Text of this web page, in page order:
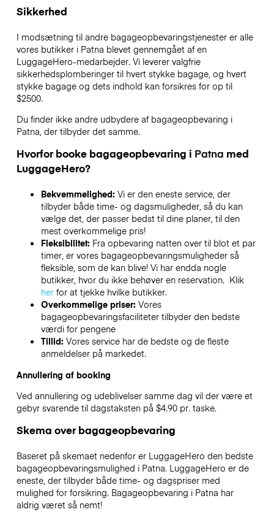
Sikkerhed
I modsætning til andre bagageopbevaringstjenesterer alle
vores butikker i Patna blevet gennemgået af en
LuggageHero-medarbejder. Vi leverer valgfrie
sikkerhedsplomberinger til hvert stykke bagage, og hvert
stykke bagage og dets indhold kan forsikres for op til
$2500.
Du finder ikke andre udbydere af bagageopbevaring i
Patna, der tilbyder det samme.
Hvorfor booke bagageopbevaring i Patna med
LuggageHero?
Bekvemmelighed: Vi er den eneste service, der
tilbyder både time- og dagsmuligheder, så du kan
vælge det, der passer bedst til dine planer, til den
mest overkommelige pris!
Fleksibilitet: Fra opbevaring natten over til blot et par
timer, er vores bagageopbevaringsmuligheder så
fleksible, som de kan blive! Vi har endda nogle
butikker, hvor du ikke behøver en reservation. Klik
herfor at tjekke hvilke butikker.
Overkommelige priser: Vores
bagageopbevaringsfaciliteter tilbyder den bedste
værdi for pengene
Tillid: Vores service har de bedste og de fleste
anmeldelser på markedet.
Annullering af booking
Ved annullering og udeblivelser samme dag vil der være et
gebyr svarende til dagstaksten på $4.90 pr. taske.
Skema over bagageopbevaring
Baseret på skemaet nedenfor er LuggageHero den bedste
bagageopbevaringsmulighed i Patna. LuggageHero er de
eneste, der tilbyder både time- og dagspriser med
mulighed for forsikring. Bagageopbevaring i Patna har
aldrig været så nemt!